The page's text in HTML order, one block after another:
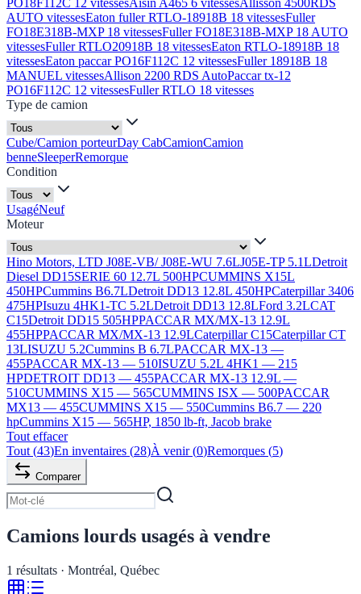
PO18F112C 12 vitessesAisin A465 6 vitessesAllisson 4500RDS
AUTO vitessesEaton fuller RTLO-18918B 18 vitessesFuller
FO18E318B-MXP 18 vitessesFuller FO18E318B-MXP 18 AUTO
vitessesFuller RTLO20918B 18 vitessesEaton RTLO-18918B 18
vitessesEaton paccar PO16F112C 12 vitessesFuller 18918B 18
MANUEL vitessesAllison 2200 RDS AutoPaccar tx-12
PO16F112C 12 vitessesFuller RTLO 18 vitesses
Type de camion
Cube/Camion porteurDay CabCamionCamion
benneSleeperRemorque
Condition
UsagéNeuf
Moteur
Hino Motors, LTD J08E-VB/ J08E-WU 7.6LJ05E-TP 5.1LDetroit
Diesel DD15SERIE 60 12.7L 500HPCUMMINS X15L
450HPCummins B6.7LDetroit DD13 12.8L 450HPCaterpillar 3406
475HPIsuzu 4HK1-TC 5.2LDetroit DD13 12.8LFord 3.2LCAT
C15Detroit DD15 505HPPACCAR MX/MX-13 12.9L
455HPPACCAR MX/MX-13 12.9LCaterpillar C15Caterpillar CT
13LISUZU 5.2Cummins B 6.7LPACCAR MX-13 —
455PACCAR MX-13 — 510ISUZU 5.2L 4HK1 — 215
HPDETROIT DD13 — 455PACCAR MX-13 12.9L —
510CUMMINS X15 — 565CUMMINS ISX — 500PACCAR
MX13 — 455CUMMINS X15 — 550Cummins B6.7 — 220
hpCummins X15 — 565HP, 1850 lb-ft, Jacob brake
Tout effacer
Tout (43)En inventaires (28)À venir (0)Remorques (5)
Comparer
Camions lourds usagés à vendre
1 résultats · Montréal, Québec